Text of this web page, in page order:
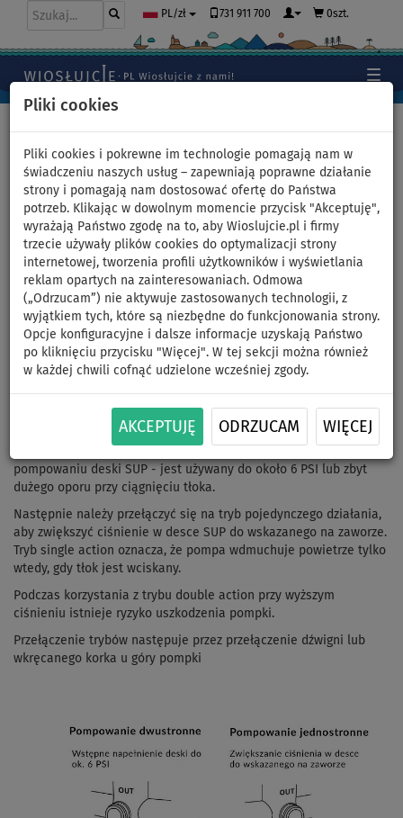
Pliki cookies
Pliki cookies i pokrewne im technologie pomagają nam w
świadczeniu naszych usług – zapewniają poprawne działanie
strony i pomagają nam dostosować ofertę do Państwa
potrzeb. Klikając w dowolnym momencie przycisk "Akceptuję",
wyrażają Państwo zgodę na to, aby Wioslujcie.pl i firmy
trzecie używały plików cookies do optymalizacji strony
internetowej, tworzenia profili użytkowników i wyświetlania
reklam opartych na zainteresowaniach. Odmowa
(„Odrzucam”) nie aktywuje zastosowanych technologii, z
wyjątkiem tych, które są niezbędne do funkcjonowania strony.
Opcje konfiguracyjne i dalsze informacje uzyskają Państwo
po kliknięciu przycisku "Więcej". W tej sekcji można również
w każdej chwili cofnąć udzielone wcześniej zgody.
AKCEPTUJĘ ODRZUCAM WIĘCEJ
PL/zł 731 911 700 0szt.
Pompki ręczne - manualne
Każda pompowana deska SUP potrzebuje wysokociśnieniowej
pompki, którą bez problemu napompujemy swojego
paddleboarda.
W zestawie podstawowym zawsze znajduje siępompka ręczna.
Podstawowe pompki są jednostronnego działania tzw. single
action, ale w większości dzisiejszych desek SUP można znaleźć
pompkę z opcją wyboru trybu podwójnego działania tzw. double
wdmuchuje powietrze, gdy tłok pompy jest ciągnięty jak i
pompowaniu deski SUP - jest używany do około 6 PSI lub zbyt
dużego oporu przy ciągnięciu tłoka.
Następnie należy przełączyć się na tryb pojedynczego działania,
aby zwiększyć ciśnienie w desce SUP do wskazanego na zaworze.
Tryb single action oznacza, że pompa wdmuchuje powietrze tylko
wtedy, gdy tłok jest wciskany.
Podczas korzystania z trybu double action przy wyższym
ciśnieniu istnieje ryzyko uszkodzenia pompki.
Przełączenie trybów następuje przez przełączenie dźwigni lub
wkręcanego korka u góry pompki